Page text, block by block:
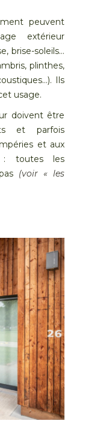
peuvent
extérieur
brise-soleils…
plinthes,
Ils
usage.
doivent être
et parfois
et aux
: toutes les
(voir « les